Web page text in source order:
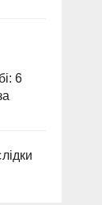
6